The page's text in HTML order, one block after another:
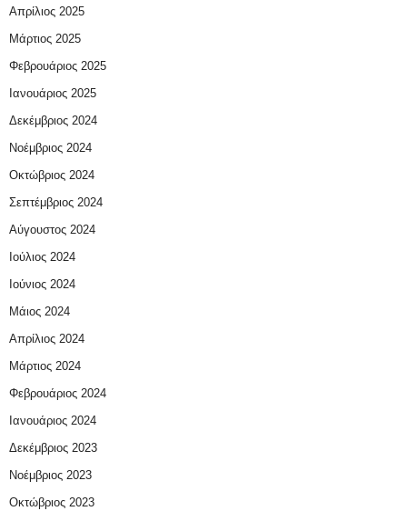
Απρίλιος 2025
Μάρτιος 2025
Φεβρουάριος 2025
Ιανουάριος 2025
Δεκέμβριος 2024
Νοέμβριος 2024
Οκτώβριος 2024
Σεπτέμβριος 2024
Αύγουστος 2024
Ιούλιος 2024
Ιούνιος 2024
Μάιος 2024
Απρίλιος 2024
Μάρτιος 2024
Φεβρουάριος 2024
Ιανουάριος 2024
Δεκέμβριος 2023
Νοέμβριος 2023
Οκτώβριος 2023